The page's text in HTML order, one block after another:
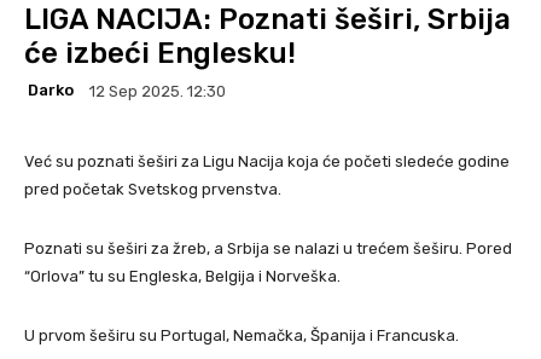
LIGA NACIJA: Poznati šeširi, Srbija
će izbeći Englesku!
Darko 12 Sep 2025. 12:30
Već su poznati šeširi za Ligu Nacija koja će početi sledeće godine
pred početak Svetskog prvenstva.
Poznati su šeširi za žreb, a Srbija se nalazi u trećem šeširu. Pored
“Orlova” tu su Engleska, Belgija i Norveška.
U prvom šeširu su Portugal, Nemačka, Španija i Francuska.